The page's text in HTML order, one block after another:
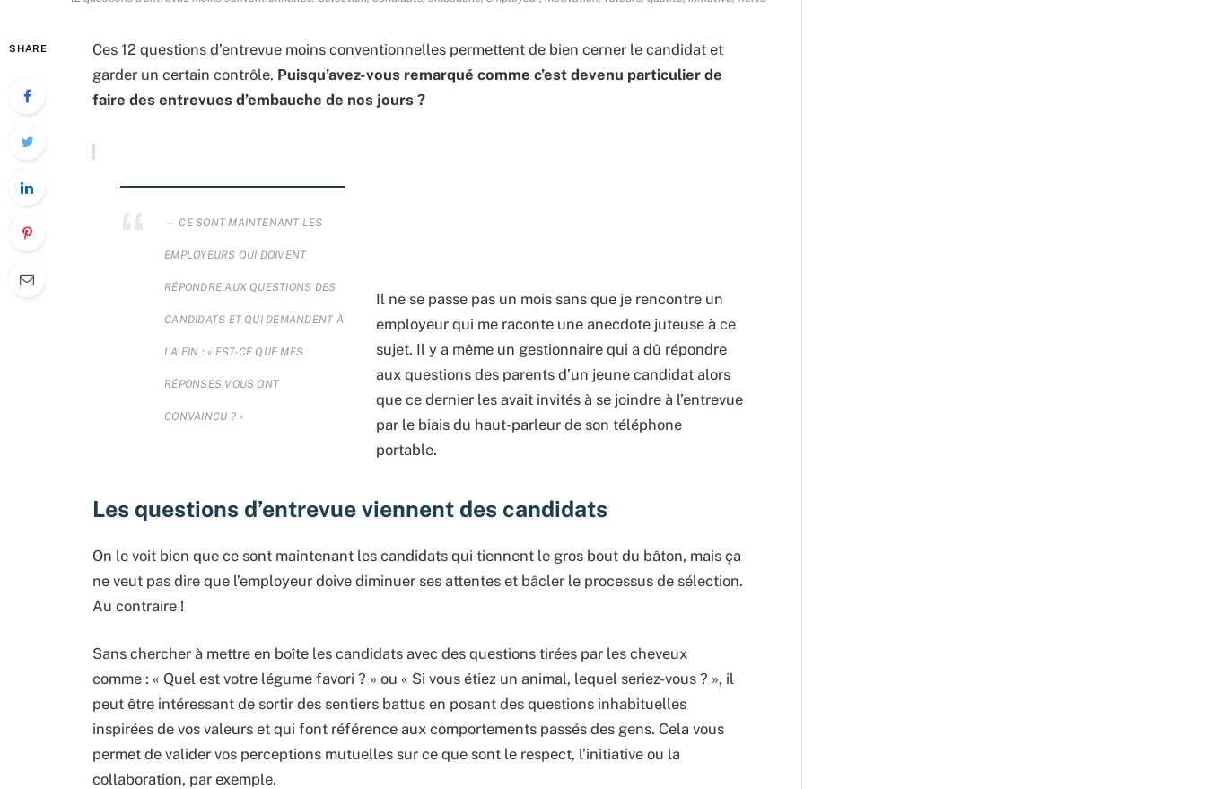
SHARE
Ces 12 questions d’entrevue moins conventionnelles permettent de bien cerner le candidat et
garder un certain contrôle. Puisqu’avez-vous remarqué comme c’est devenu particulier de
faire des entrevues d’embauche de nos jours ?
CE SONT MAINTENANT LES
EMPLOYEURS QUI DOIVENT
RÉPONDRE AUX QUESTIONS DES
CANDIDATS ET QUI DEMANDENT À
LA FIN : « EST-CE QUE MES
RÉPONSES VOUS ONT
CONVAINCU ? »
Il ne se passe pas un mois sans que je rencontre un
employeur qui me raconte une anecdote juteuse à ce
sujet. Il y a même un gestionnaire qui a dû répondre
aux questions des parents d’un jeune candidat alors
que ce dernier les avait invités à se joindre à l’entrevue
par le biais du haut-parleur de son téléphone
portable.
Les questions d’entrevue viennent des candidats
On le voit bien que ce sont maintenant les candidats qui tiennent le gros bout du bâton, mais ça
ne veut pas dire que l’employeur doive diminuer ses attentes et bâcler le processus de sélection.
Au contraire !
Sans chercher à mettre en boîte les candidats avec des questions tirées par les cheveux
comme : « Quel est votre légume favori ? » ou « Si vous étiez un animal, lequel seriez-vous ? », il
peut être intéressant de sortir des sentiers battus en posant des questions inhabituelles
inspirées de vos valeurs et qui font référence aux comportements passés des gens. Cela vous
permet de valider vos perceptions mutuelles sur ce que sont le respect, l’initiative ou la
collaboration, par exemple.